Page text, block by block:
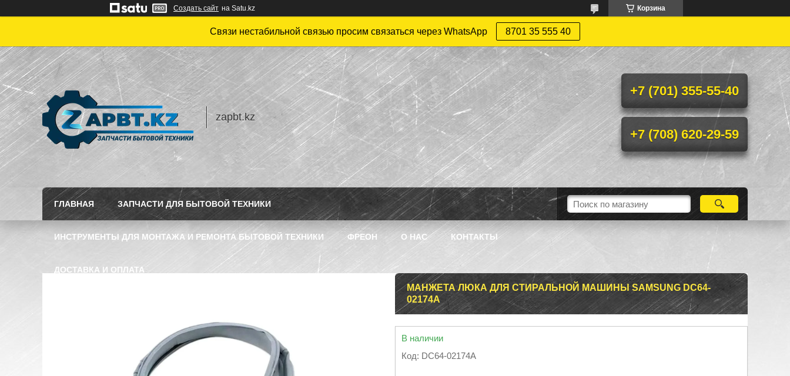
Создать сайт на Satu.kz Корзина
Связи нестабильной связью просим связаться через WhatsApp 8701 35 555 40
zapbt.kz
+7 (701) 355-55-40
+7 (708) 620-29-59
ГЛАВНАЯ ЗАПЧАСТИ ДЛЯ БЫТОВОЙ ТЕХНИКИ
ИНСТРУМЕНТЫ ДЛЯ МОНТАЖА И РЕМОНТА БЫТОВОЙ ТЕХНИКИ ФРЕОН О НАС КОНТАКТЫ
ДОСТАВКА И ОПЛАТА
МАНЖЕТА ЛЮКА ДЛЯ СТИРАЛЬНОЙ МАШИНЫ SAMSUNG DC64-
02174A
В наличии
Код: DC64-02174A